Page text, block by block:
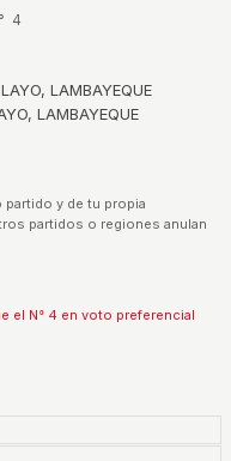
4
LAMBAYEQUE
LAMBAYEQUE
partido y de tu propia
partidos o regiones anulan
el N° 4 en voto preferencial